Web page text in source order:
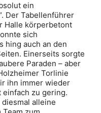
ein
Der Tabellenführer
Halle körperbetont
sich
hing auch an den
Einerseits sorgte
Paraden – aber
Torlinie
ihn immer wieder
zu gering.
alleine